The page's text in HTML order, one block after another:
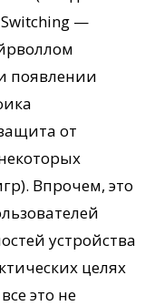
Switching —
появлении
от
Впрочем, это
устройства
целях
это не